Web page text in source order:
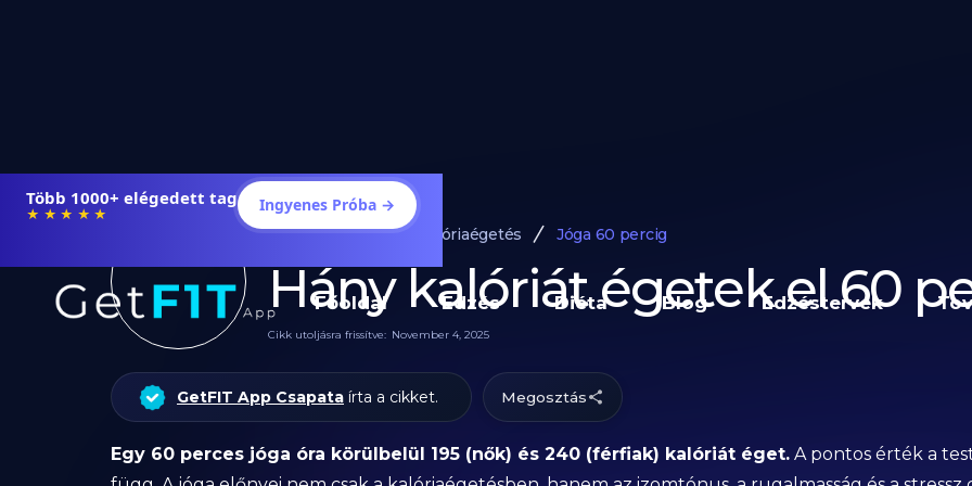
Több 1000+ elégedett tag
★★★★★ Ingyenes Próba →
Főoldal Edzés Diéta Blog Edzéstervek
Edzés Kalóriaégetés Jóga 60 percig
Hány kalóriát égetek el 60
Cikk utoljásra frissítve: November 4, 2025
GetFIT App Csapata írta a cikket. Megosztás
Egy 60 perces jóga óra körülbelül 195 (nők) és 240 (férfiak) kalóriát éget. A pontos érték a